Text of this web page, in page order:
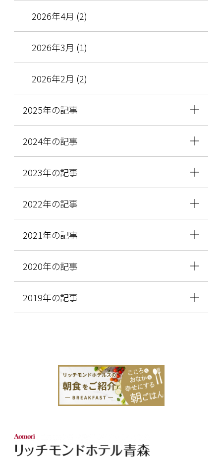
2026年4月 (2)
2026年3月 (1)
2026年2月 (2)
2025年の記事
2024年の記事
2023年の記事
2022年の記事
2021年の記事
2020年の記事
2019年の記事